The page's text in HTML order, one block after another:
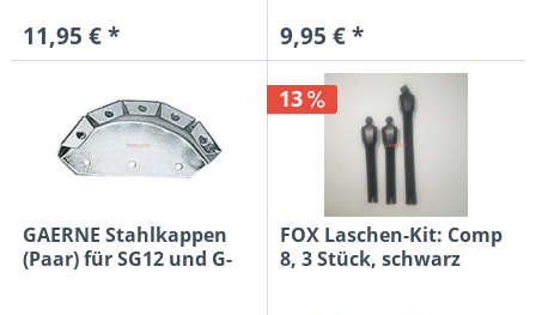
11,95 € * 9,95 € *
GAERNE Stahlkappen
(Paar) für SG12 und G-
13
FOX Laschen-Kit: Comp
8, 3 Stück, schwarz